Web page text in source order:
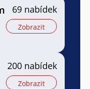
69 nabídek
Zobrazit
200 nabídek
Zobrazit